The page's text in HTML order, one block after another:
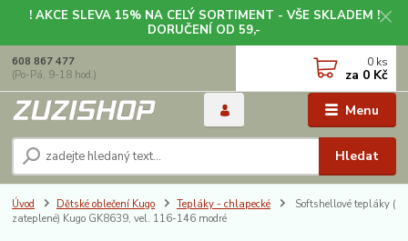
! AKCE SLEVA 15% NA CELÝ SORTIMENT - VŠE SKLADEM !
DORUČENÍ OD 59,-
Menu
Hledat
608 867 477
(Po-Pá, 9-18 hod.)
0 ks
za 0 Kč
Úvod Dětské oblečení Kugo Tepláky - chlapecké
Softshellové tepláky (
zateplené) Kugo GK8639, vel. 116-146 modré